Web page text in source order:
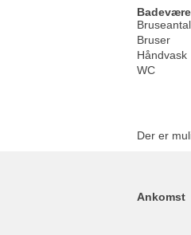
Bruseantal
Bruser
Håndvask
WC
Der er
Ankomst